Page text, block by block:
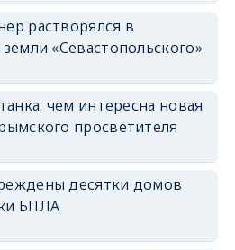
растворялся в
«Севастопольского»
чем интересна новая
просветителя
десятки домов
БПЛА